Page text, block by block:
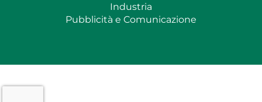
Industria
Pubblicità e Comunicazione